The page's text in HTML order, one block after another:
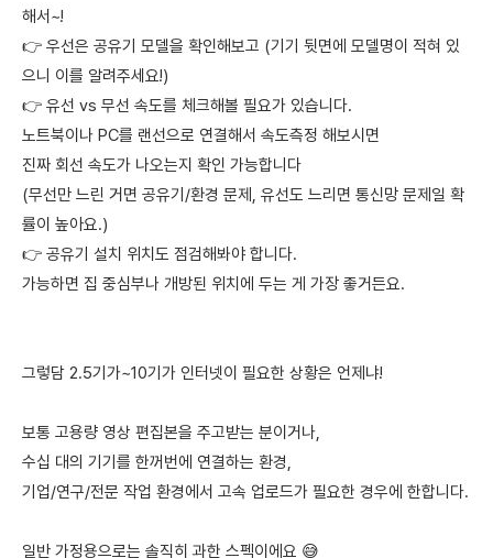
해서~!
👉 우선은 공유기 모델을 확인해보고 (기기 뒷면에 모델명이 적혀 있
으니 이를 알려주세요!)
👉 유선 vs 무선 속도를 체크해볼 필요가 있습니다.
노트북이나 PC를 랜선으로 연결해서 속도측정 해보시면
진짜 회선 속도가 나오는지 확인 가능합니다
(무선만 느린 거면 공유기/환경 문제, 유선도 느리면 통신망 문제일 확
률이 높아요.)
👉 공유기 설치 위치도 점검해봐야 합니다.
가능하면 집 중심부나 개방된 위치에 두는 게 가장 좋거든요.
그렇담 2.5기가~10기가 인터넷이 필요한 상황은 언제냐!
보통 고용량 영상 편집본을 주고받는 분이거나,
수십 대의 기기를 한꺼번에 연결하는 환경,
기업/연구/전문 작업 환경에서 고속 업로드가 필요한 경우에 한합니다.
일반 가정용으로는 솔직히 과한 스펙이에요 😅